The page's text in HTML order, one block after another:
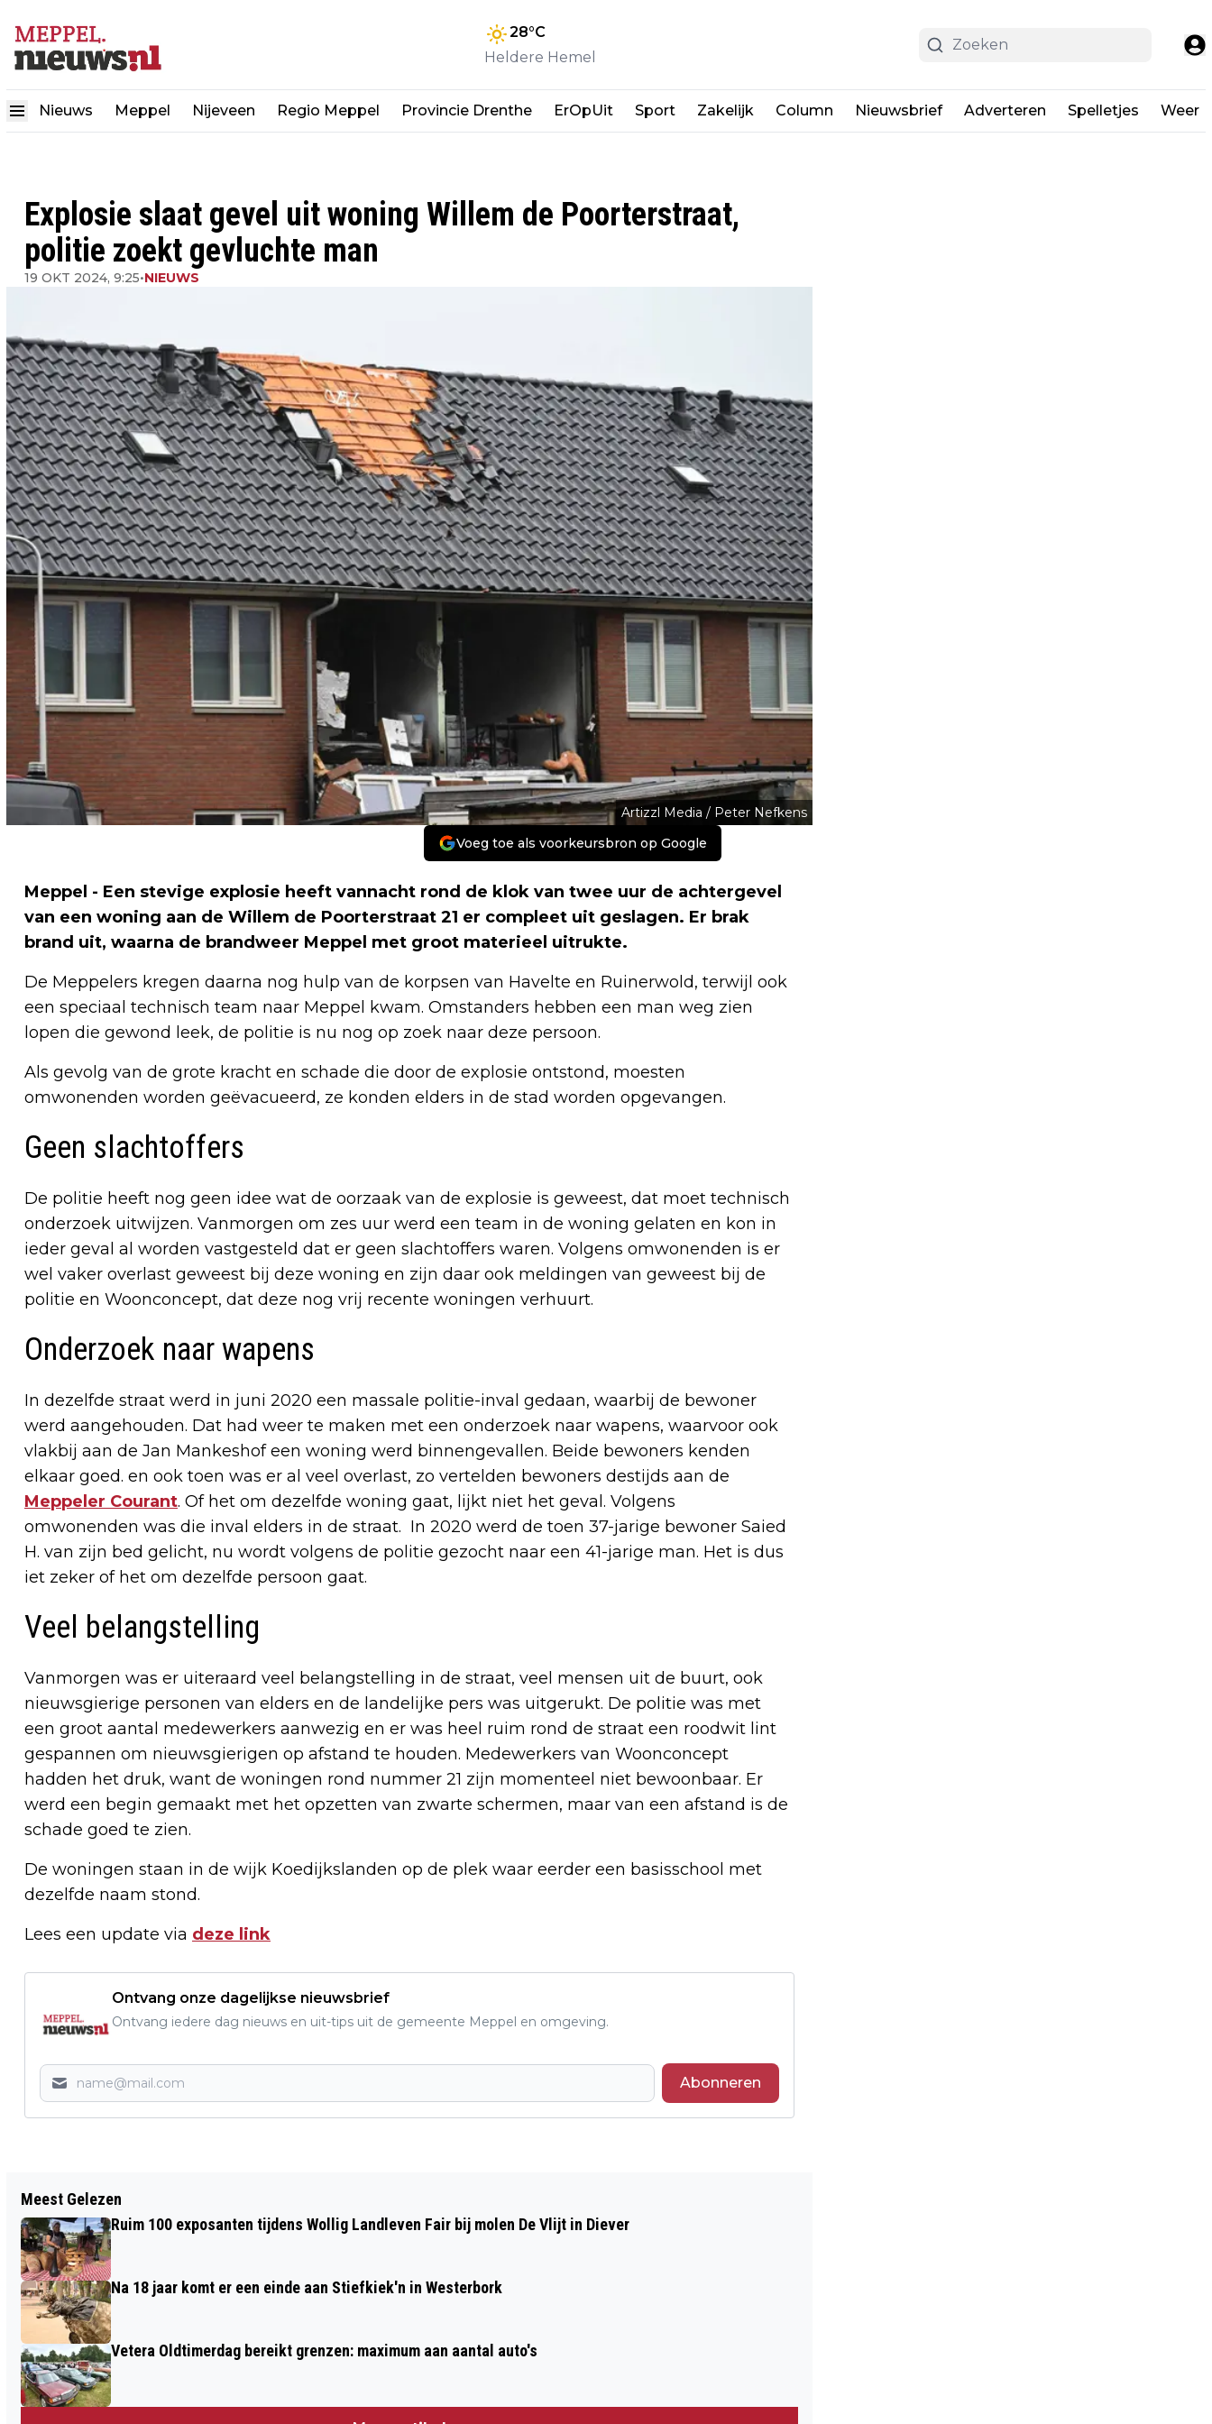
28°C
Heldere Hemel
Nieuws Meppel Nijeveen Regio Meppel Provincie Drenthe ErOpUit Sport Zakelijk Column Nieuwsbrief Adverteren Spelletjes Weer
Explosie slaat gevel uit woning Willem de Poorterstraat,
politie zoekt gevluchte man
19 OKT 2024, 9:25•NIEUWS
Artizzl Media / Peter Nefkens
Voeg toe als voorkeursbron op Google
Meppel - Een stevige explosie heeft vannacht rond de klok van twee uur de achtergevel
van een woning aan de Willem de Poorterstraat 21 er compleet uit geslagen. Er brak
brand uit, waarna de brandweer Meppel met groot materieel uitrukte.
De Meppelers kregen daarna nog hulp van de korpsen van Havelte en Ruinerwold, terwijl ook
een speciaal technisch team naar Meppel kwam. Omstanders hebben een man weg zien
lopen die gewond leek, de politie is nu nog op zoek naar deze persoon.
Als gevolg van de grote kracht en schade die door de explosie ontstond, moesten
omwonenden worden geëvacueerd, ze konden elders in de stad worden opgevangen.
Geen slachtoffers
De politie heeft nog geen idee wat de oorzaak van de explosie is geweest, dat moet technisch
onderzoek uitwijzen. Vanmorgen om zes uur werd een team in de woning gelaten en kon in
ieder geval al worden vastgesteld dat er geen slachtoffers waren. Volgens omwonenden is er
wel vaker overlast geweest bij deze woning en zijn daar ook meldingen van geweest bij de
politie en Woonconcept, dat deze nog vrij recente woningen verhuurt.
Onderzoek naar wapens
In dezelfde straat werd in juni 2020 een massale politie-inval gedaan, waarbij de bewoner
werd aangehouden. Dat had weer te maken met een onderzoek naar wapens, waarvoor ook
vlakbij aan de Jan Mankeshof een woning werd binnengevallen. Beide bewoners kenden
elkaar goed. en ook toen was er al veel overlast, zo vertelden bewoners destijds aan de
Meppeler Courant. Of het om dezelfde woning gaat, lijkt niet het geval. Volgens
omwonenden was die inval elders in de straat. In 2020 werd de toen 37-jarige bewoner Saied
H. van zijn bed gelicht, nu wordt volgens de politie gezocht naar een 41-jarige man. Het is dus
iet zeker of het om dezelfde persoon gaat.
Veel belangstelling
Vanmorgen was er uiteraard veel belangstelling in de straat, veel mensen uit de buurt, ook
nieuwsgierige personen van elders en de landelijke pers was uitgerukt. De politie was met
een groot aantal medewerkers aanwezig en er was heel ruim rond de straat een roodwit lint
gespannen om nieuwsgierigen op afstand te houden. Medewerkers van Woonconcept
hadden het druk, want de woningen rond nummer 21 zijn momenteel niet bewoonbaar. Er
werd een begin gemaakt met het opzetten van zwarte schermen, maar van een afstand is de
schade goed te zien.
De woningen staan in de wijk Koedijkslanden op de plek waar eerder een basisschool met
dezelfde naam stond.
Lees een update via deze link
Ontvang onze dagelijkse nieuwsbrief
Ontvang iedere dag nieuws en uit-tips uit de gemeente Meppel en omgeving.
Abonneren
AAN HET WERK TIJDENS DE NATIONALE
NATUURWERKDAGEN
IN VERWOESTE MEPPELER WONING,
Meest Gelezen
Ruim 100 exposanten tijdens Wollig Landleven Fair bij molen De Vlijt in Diever
Na 18 jaar komt er een einde aan Stiefkiek'n in Westerbork
Vetera Oldtimerdag bereikt grenzen: maximum aan aantal auto's